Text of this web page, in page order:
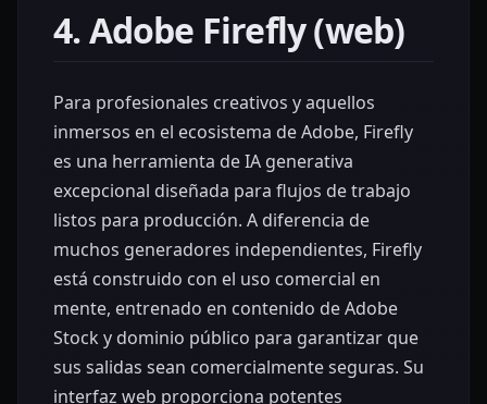
4. Adobe Firefly (web)
Para profesionales creativos y aquellos
inmersos en el ecosistema de Adobe, Firefly
es una herramienta de IA generativa
excepcional diseñada para flujos de trabajo
listos para producción. A diferencia de
muchos generadores independientes, Firefly
está construido con el uso comercial en
mente, entrenado en contenido de Adobe
Stock y dominio público para garantizar que
sus salidas sean comercialmente seguras. Su
interfaz web proporciona potentes